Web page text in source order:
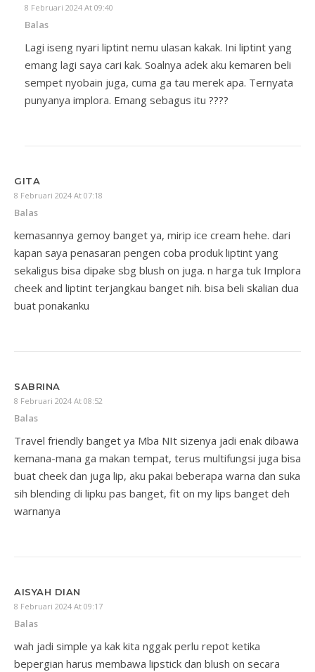
8 Februari 2024 At 09:40
Balas
Lagi iseng nyari liptint nemu ulasan kakak. Ini liptint yang
emang lagi saya cari kak. Soalnya adek aku kemaren beli
sempet nyobain juga, cuma ga tau merek apa. Ternyata
punyanya implora. Emang sebagus itu ????
GITA
8 Februari 2024 At 07:18
Balas
kemasannya gemoy banget ya, mirip ice cream hehe. dari
kapan saya penasaran pengen coba produk liptint yang
sekaligus bisa dipake sbg blush on juga. n harga tuk Implora
cheek and liptint terjangkau banget nih. bisa beli skalian dua
buat ponakanku
SABRINA
8 Februari 2024 At 08:52
Balas
Travel friendly banget ya Mba NIt sizenya jadi enak dibawa
kemana-mana ga makan tempat, terus multifungsi juga bisa
buat cheek dan juga lip, aku pakai beberapa warna dan suka
sih blending di lipku pas banget, fit on my lips banget deh
warnanya
AISYAH DIAN
8 Februari 2024 At 09:17
Balas
wah jadi simple ya kak kita nggak perlu repot ketika
bepergian harus membawa lipstick dan blush on secara